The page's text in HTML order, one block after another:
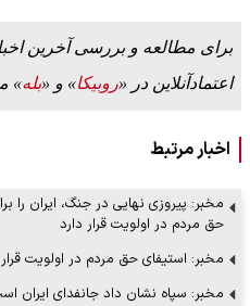
برای مطالعه و بررسی آخرین
اعتمادآنلاین در «روبیکا» و «بله»
اخبار مرتبط
مخبر: پیروزی نهایی در جنگ، ایران
حق مردم در اولویت قرار دارد
مخبر: استیفای حق مردم در اولویت قرار
مخبر: سپاه نشان داد جانفدای ایران